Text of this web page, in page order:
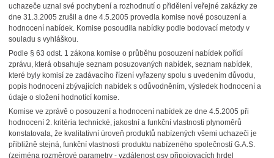
uchazeče uznal své pochybení a rozhodnutí o přidělení veřejné zakázky ze
dne 31.3.2005 zrušil a dne 4.5.2005 provedla komise nové posouzení a
hodnocení nabídek. Komise posoudila nabídky podle bodovací metody v
souladu s vyhláškou.
Podle § 63 odst. 1 zákona komise o průběhu posouzení nabídek pořídí
zprávu, která obsahuje seznam posuzovaných nabídek, seznam nabídek,
které byly komisí ze zadávacího řízení vyřazeny spolu s uvedením důvodu,
popis hodnocení zbývajících nabídek s odůvodněním, výsledek hodnocení a
údaje o složení hodnotící komise.
Komise ve zprávě o posouzení a hodnocení nabídek ze dne 4.5.2005 při
hodnocení 2. kritéria technické, jakostní a funkční vlastnosti plynoměrů
konstatovala, že kvalitativní úroveň produktů nabízených všemi uchazeči je
přibližně stejná, funkční vlastnosti produktu nabízeného společností G.A.S.
(zejména rozměrové parametry - vzdálenost osy připojovacích hrdel